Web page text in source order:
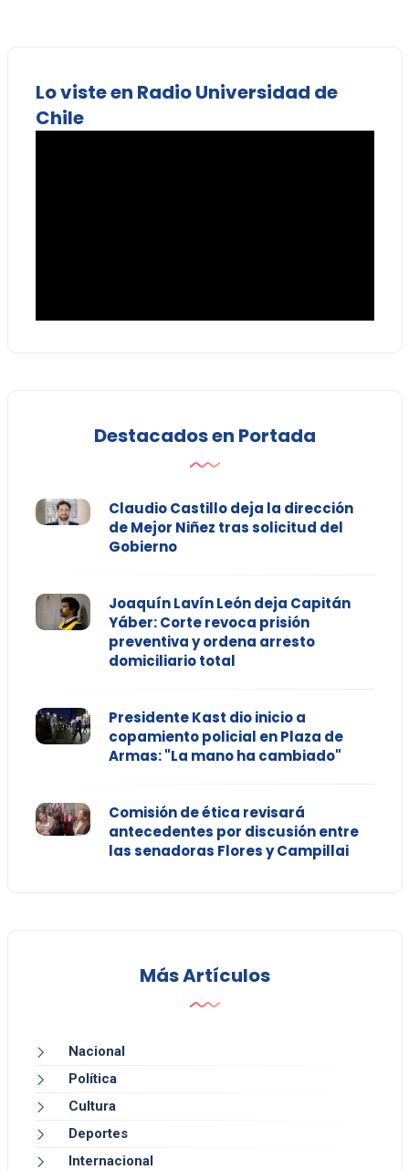
Lo viste en Radio Universidad de
Chile
Destacados en Portada
Claudio Castillo deja la dirección
de Mejor Niñez tras solicitud del
Gobierno
Joaquín Lavín León deja Capitán
Yáber: Corte revoca prisión
preventiva y ordena arresto
domiciliario total
Presidente Kast dio inicio a
copamiento policial en Plaza de
Armas: "La mano ha cambiado"
Comisión de ética revisará
antecedentes por discusión entre
las senadoras Flores y Campillai
Más Artículos
Nacional
Política
Cultura
Deportes
Internacional